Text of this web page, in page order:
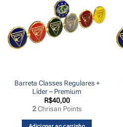
Barreta Classes Regulares +
Líder – Premium
R$40,00
2Chrisan Points